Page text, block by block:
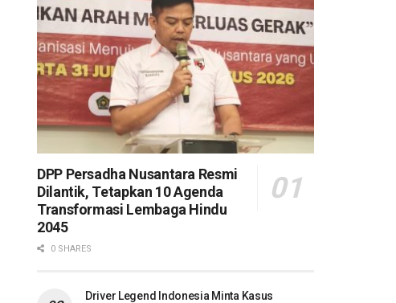
DPP Persadha Nusantara Resmi
Dilantik, Tetapkan 10 Agenda
Transformasi Lembaga Hindu
2045
0 SHARES
Driver Legend Indonesia Minta Kasus